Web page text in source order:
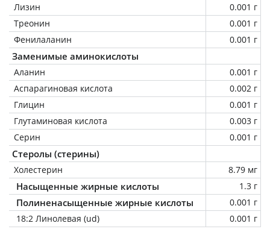
Лизин
0.001 г
Треонин
0.001 г
Фенилаланин
0.001 г
Заменимые аминокислоты
Аланин
0.001 г
Аспарагиновая кислота
0.002 г
Глицин
0.001 г
Глутаминовая кислота
0.003 г
Серин
0.001 г
Стеролы (стерины)
Холестерин 8.79 мг
Насыщенные жирные кислоты 1.3 г
Полиненасыщенные жирные кислоты
0.001 г
18:2 Линолевая (ud)
0.001 г